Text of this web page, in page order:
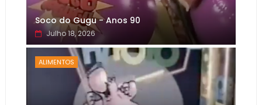
Soco do Gugu - Anos 90
Julho 18, 2026
ALIMENTOS